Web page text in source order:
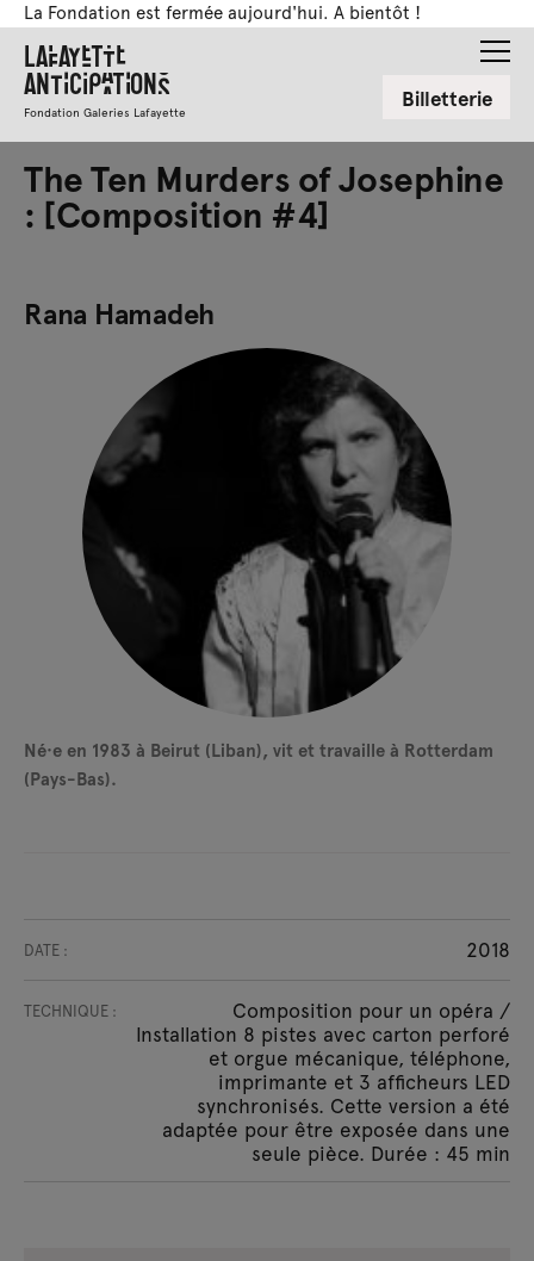
La Fondation est fermée aujourd'hui. A bientôt !
Lafayette
Anticipations
Fondation Galeries Lafayette Billetterie
The Ten Murders of Josephine
: [Composition #4]
Rana Hamadeh
Né·e en 1983 à Beirut (Liban), vit et travaille à Rotterdam
(Pays-Bas).
DATE : 2018
TECHNIQUE :
Composition pour un opéra /
Installation 8 pistes avec carton perforé
et orgue mécanique, téléphone,
imprimante et 3 afficheurs LED
synchronisés. Cette version a été
adaptée pour être exposée dans une
seule pièce. Durée : 45 min